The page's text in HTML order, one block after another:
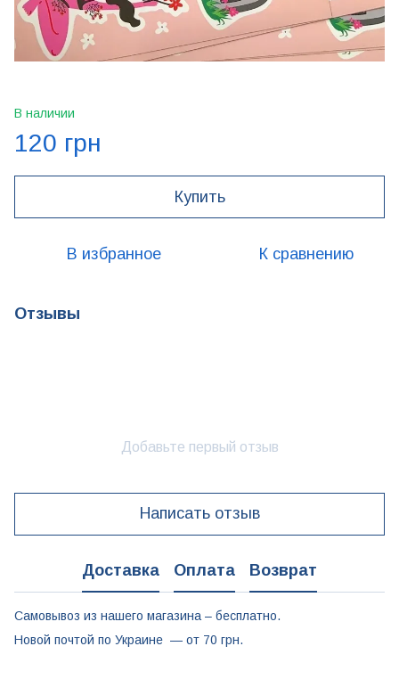
В наличии
120 грн
Купить
В избранное К сравнению
Отзывы
Добавьте первый отзыв
Написать отзыв
Доставка Оплата Возврат
Самовывоз из нашего магазина – бесплатно.
Новой почтой по Украине — от 70 грн.